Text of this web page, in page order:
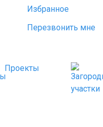
Избранное
Перезвонить мне
Проекты